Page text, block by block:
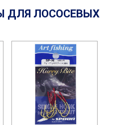
ДЛЯ ЛОСОСЕВЫХ